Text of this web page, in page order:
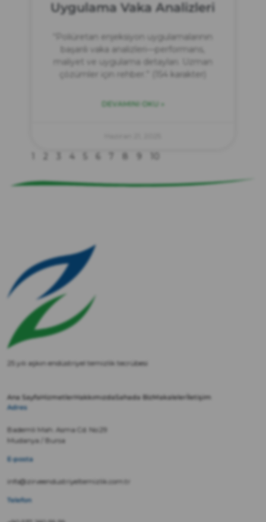
Uygulama Vaka Analizleri
“Poliüretan enjeksiyon uygulamalarının
başarılı vaka analizleri—performans,
maliyet ve uygulama detayları. Uzman
çözümler için rehber.” (154 karakter)
DEVAMINI OKU »
4
25 yılı aşkın endüstriyel temizlik tecrübesi
Ana SayfaHizmetlerHakkımızdaSahada BizMakaleler İletişim
Adres
Bademli Mah. Asma Cd. No:29
Mudanya / Bursa
E-posta
info@zirveendustriyeltemizlik.com.tr
Telefon